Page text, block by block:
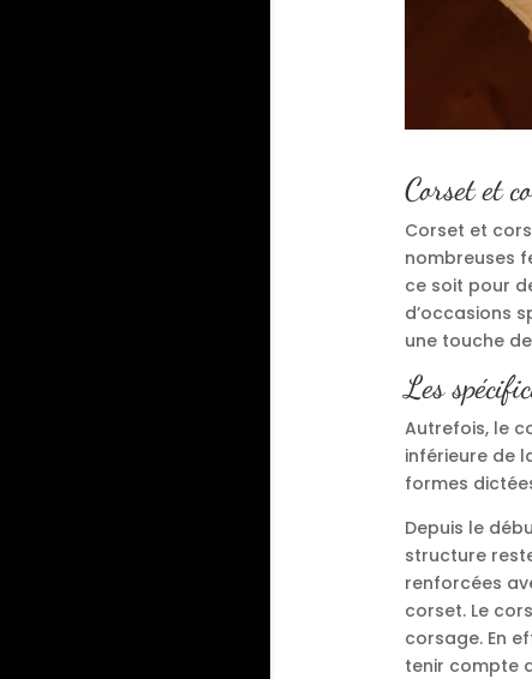
Corset et
Corset et
nombreuses
ce soit pour
d’occasions
une touche
Les
Autrefois, le
inférieure de
formes
Depuis le
structure
renforcées
corset. Le
corsage. En
tenir compte